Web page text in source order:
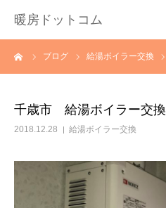
暖房ドットコム
ブログ 給湯ボイラー交換
千歳市 給湯ボイラー交換
2018.12.28 給湯ボイラー交換
選ばれる理由